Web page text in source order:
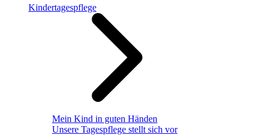
Kindertagespflege
Mein Kind in guten Händen
Unsere Tagespflege stellt sich vor